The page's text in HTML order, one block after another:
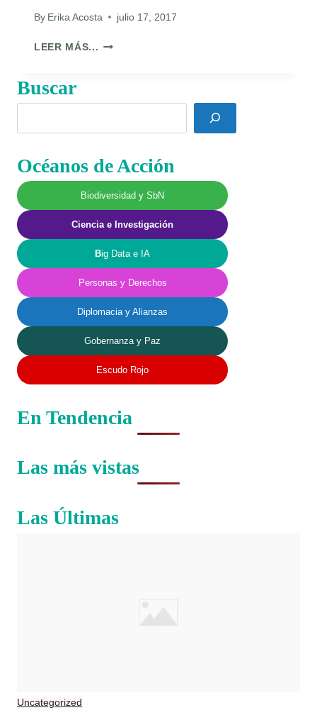
By Erika Acosta julio 17, 2017
LEER MÁS... LA
SU
EN
AMBIENTE
Buscar
Océanos de Acción
Biodiversidad y SbN
Ciencia e Investigación
Big Data e IA
Personas y Derechos
Diplomacia y Alianzas
Gobernanza y Paz
Escudo Rojo
En Tendencia
Las más vistas
Las Últimas
Uncategorized